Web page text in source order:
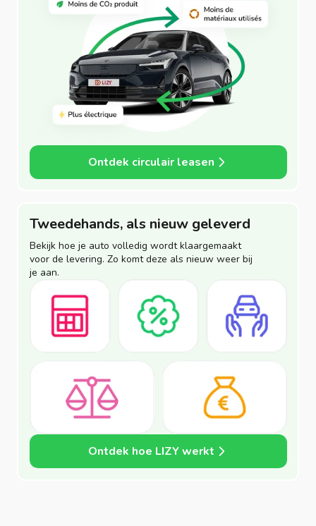
Ontdek circulair leasen
Tweedehands, als nieuw geleverd
Bekijk hoe je auto volledig wordt klaargemaakt
voor de levering. Zo komt deze als nieuw weer bij
je aan.
Ontdek hoe LIZY werkt